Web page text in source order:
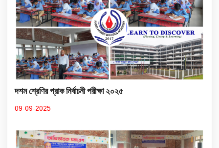
দশম শ্রেণির প্রাক নির্বাচনী পরীক্ষা ২০২৫
09-09-2025